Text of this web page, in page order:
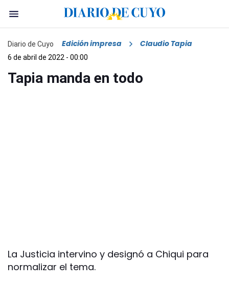
Diario de Cuyo Edición impresa Claudio Tapia
6 de abril de 2022 - 00:00
Tapia manda en todo
La Justicia intervino y designó a Chiqui para
normalizar el tema.